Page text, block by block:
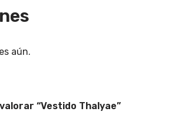
aún.
“Vestido Thalyae”